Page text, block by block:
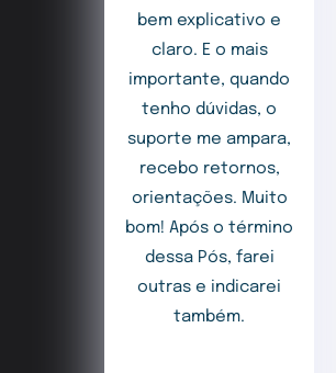
bem explicativo e
claro. E o mais
importante, quando
tenho dúvidas, o
suporte me ampara,
recebo retornos,
orientações. Muito
bom! Após o término
dessa Pós, farei
outras e indicarei
também.